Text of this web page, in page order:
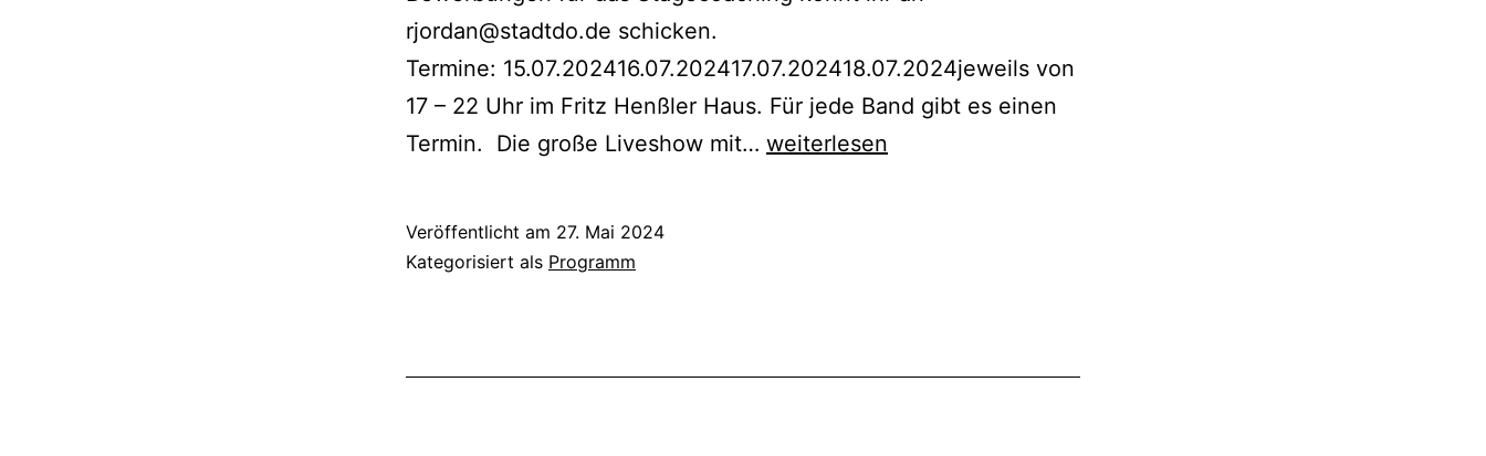
rjordan@stadtdo.de schicken.
Termine: 15.07.202416.07.202417.07.202418.07.2024jeweils von
17 – 22 Uhr im Fritz Henßler Haus. Für jede Band gibt es einen
Termin. Die große Liveshow mit… Be
weiterlesen
Veröffentlicht am 27. Mai 2024
Kategorisiert als Programm